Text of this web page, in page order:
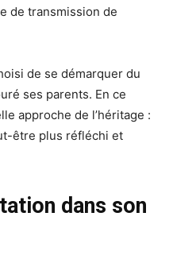
de transmission de
de se démarquer du
ses parents. En ce
approche de l’héritage :
être plus réfléchi et
dans son